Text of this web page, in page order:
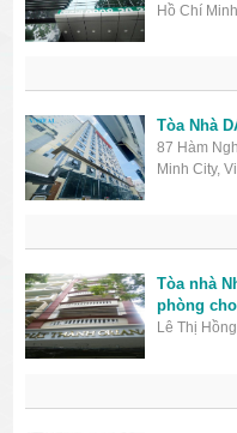
Hồ Chí
Tòa Nhà
87 Hàm
Minh City,
Tòa nhà
phòng
Lê Thị